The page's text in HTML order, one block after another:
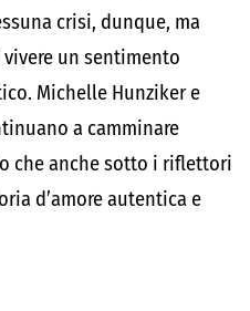
crisi, dunque, ma
un sentimento
Michelle Hunziker e
a camminare
che anche sotto i riflettori
d’amore autentica e